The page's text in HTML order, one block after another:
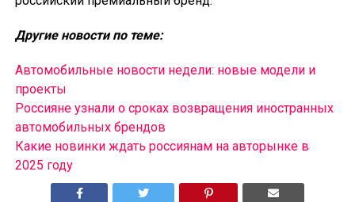
Другие новости по теме:
Автомобильные новости недели: новые модели и
проекты
Россияне узнали о сроках возвращения иностранных
автомобильных брендов
Какие новинки ждать россиянам на авторынке в
2025 году